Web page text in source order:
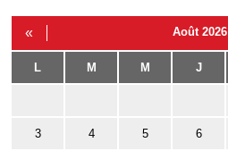
« Août 2026
L M M J
3 4 5 6